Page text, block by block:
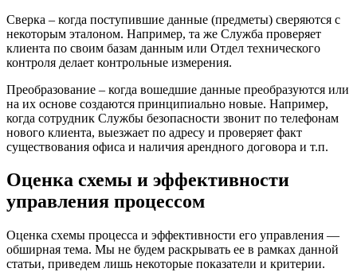
Сверка – когда поступившие данные (предметы) сверяются с
некоторым эталоном. Например, та же Служба проверяет
клиента по своим базам данным или Отдел технического
контроля делает контрольные измерения.
Преобразование – когда вошедшие данные преобразуются или
на их основе создаются принципиально новые. Например,
когда сотрудник Службы безопасности звонит по телефонам
нового клиента, выезжает по адресу и проверяет факт
существования офиса и наличия арендного договора и т.п.
Оценка схемы и эффективности
управления процессом
Оценка схемы процесса и эффективности его управления —
обширная тема. Мы не будем раскрывать ее в рамках данной
статьи, приведем лишь некоторые показатели и критерии.